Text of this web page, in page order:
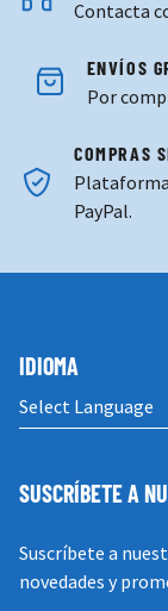
Contacta
ENVÍOS
Por
COMPRAS
PayPal.
IDIOMA
SUSCRÍBETE A
Suscríbete a
novedades y